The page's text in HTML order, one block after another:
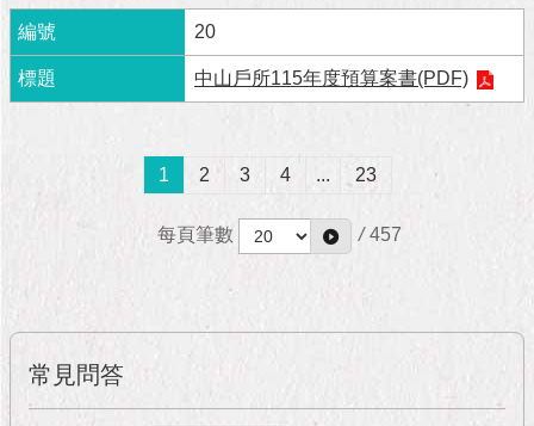
網
站
資
料
訊
20
中山戶所115年度預算案書(PDF)
1 2 3 4 ... 23
每頁筆數 / 457
常見問答